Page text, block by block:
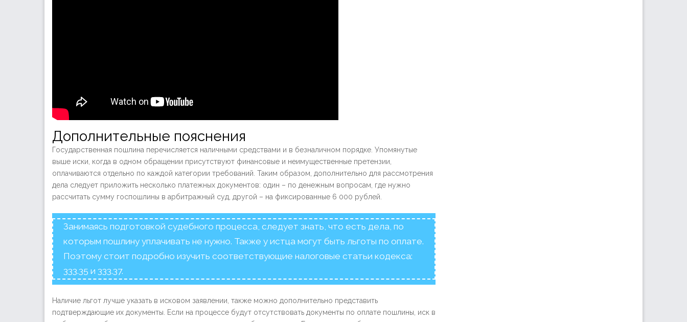
Дополнительные пояснения
Государственная пошлина перечисляется наличными средствами и в безналичном порядке. Упомянутые
выше иски, когда в одном обращении присутствуют финансовые и неимущественные претензии,
оплачиваются отдельно по каждой категории требований. Таким образом, дополнительно для рассмотрения
дела следует приложить несколько платежных документов: один – по денежным вопросам, где нужно
рассчитать сумму госпошлины в арбитражный суд, другой – на фиксированные 6 000 рублей.
Занимаясь подготовкой судебного процесса, следует знать, что есть дела, по
которым пошлину уплачивать не нужно. Также у истца могут быть льготы по оплате.
Поэтому стоит подробно изучить соответствующие налоговые статьи кодекса:
333.35 и 333.37.
Наличие льгот лучше указать в исковом заявлении, также можно дополнительно представить
подтверждающие их документы. Если на процессе будут отсутствовать документы по оплате пошлины, иск в